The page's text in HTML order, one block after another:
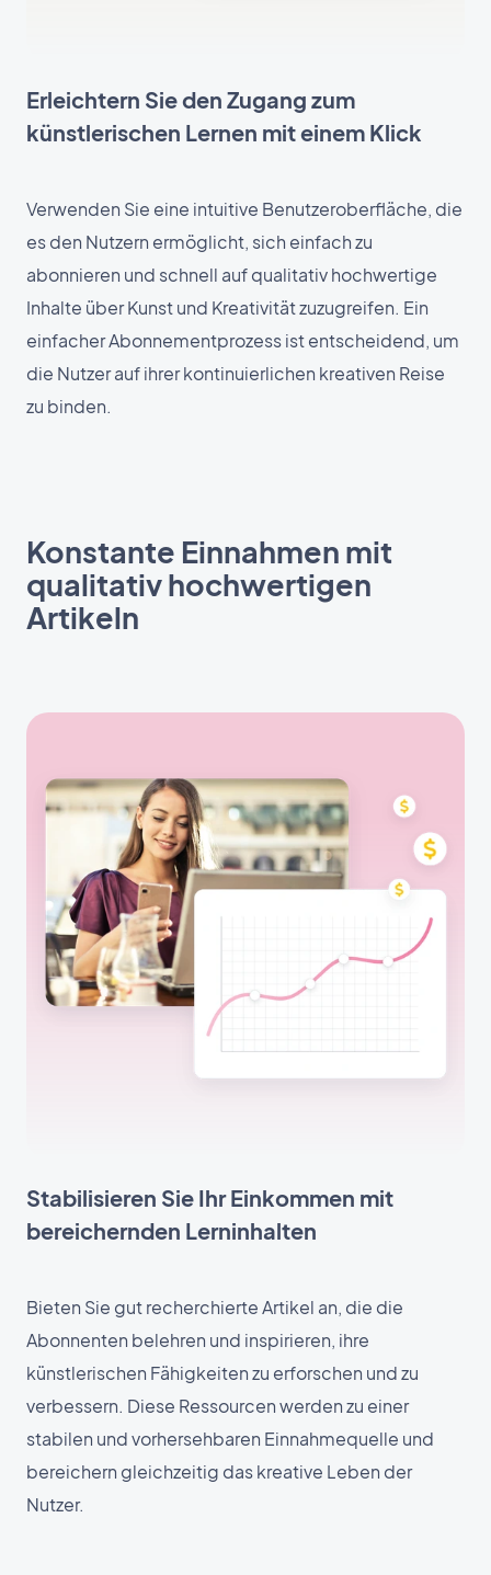
Erleichtern Sie den Zugang zum
künstlerischen Lernen mit einem Klick
Verwenden Sie eine intuitive Benutzeroberfläche, die
es den Nutzern ermöglicht, sich einfach zu
abonnieren und schnell auf qualitativ hochwertige
Inhalte über Kunst und Kreativität zuzugreifen. Ein
einfacher Abonnementprozess ist entscheidend, um
die Nutzer auf ihrer kontinuierlichen kreativen Reise
zu binden.
Konstante Einnahmen mit
qualitativ hochwertigen
Artikeln
Stabilisieren Sie Ihr Einkommen mit
bereichernden Lerninhalten
Bieten Sie gut recherchierte Artikel an, die die
Abonnenten belehren und inspirieren, ihre
künstlerischen Fähigkeiten zu erforschen und zu
verbessern. Diese Ressourcen werden zu einer
stabilen und vorhersehbaren Einnahmequelle und
bereichern gleichzeitig das kreative Leben der
Nutzer.